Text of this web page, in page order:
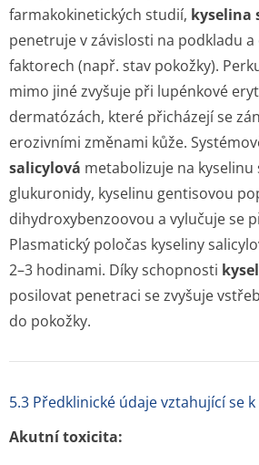
farmakokinetických studií, kyselina
penetruje v závislosti na podkladu
faktorech (např. stav pokožky).
mimo jiné zvyšuje při lupénkové
dermatózách, které přicházejí se
erozivními změnami kůže.
salicylová metabolizuje na kyselinu
glukuronidy, kyselinu gentisovou
dihydroxybenzoovou a vylučuje se
Plasmatický poločas kyseliny
2–3 hodinami. Díky schopnosti
posilovat penetraci se zvyšuje
do pokožky.
5.3 Předklinické údaje vztahující se
Akutní toxicita: